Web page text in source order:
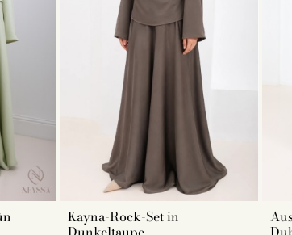
wird immer vielfältiger. Daher gibt es viele
Khimar Abaya und Kimono, Kaftan mit oder
aus.
Outfits für Frauen
Kayna-Rock-Set in